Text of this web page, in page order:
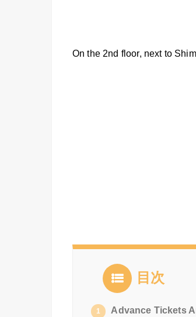
On the 2nd floor, next to
目次
1 Advance Tickets